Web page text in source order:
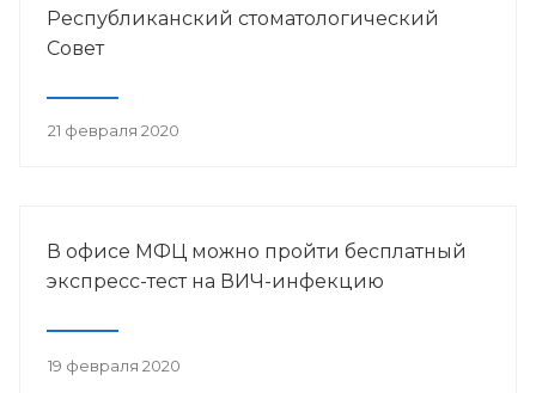
Республиканский стоматологический
Совет
21 февраля 2020
В офисе МФЦ можно пройти бесплатный
экспресс-тест на ВИЧ-инфекцию
19 февраля 2020